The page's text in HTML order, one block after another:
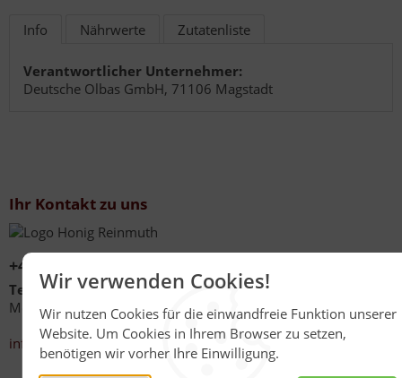
Wir verwenden Cookies!
Wir nutzen Cookies für die einwandfreie Funktion unserer
Website. Um Cookies in Ihrem Browser zu setzen,
benötigen wir vorher Ihre Einwilligung.
Info Nährwerte Zutatenliste
Verantwortlicher Unternehmer:
Deutsche Olbas GmbH, 71106 Magstadt
Ihr Kontakt zu uns
+49 (0)6267 1021
Telefonzeiten
Mo - Fr 08:00 - 12:00 Uhr
13:30 - 17:00 Uhr
info@honig-reinmuth.de